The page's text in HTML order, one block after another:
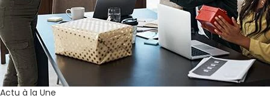
Actu à la Une